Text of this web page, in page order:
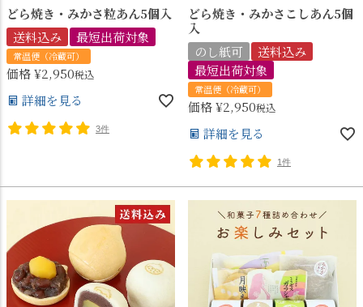
どら焼き・みかさ粒あん5個入
送料込み
最短出荷対象
常温便（冷蔵可）
価格¥2,950税込
詳細を見る
3件
どら焼き・みかさこしあん5個
入
のし紙可
送料込み
最短出荷対象
常温便（冷蔵可）
価格¥2,950税込
詳細を見る
1件